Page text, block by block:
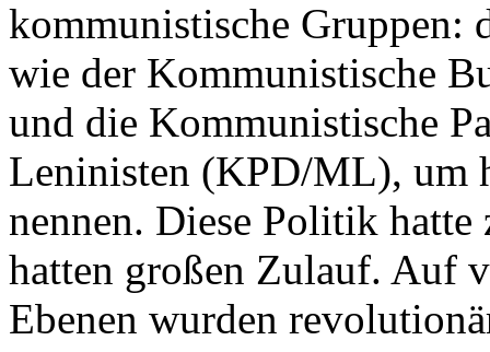
kommunistische Gruppen:
wie der Kommunistische
und die Kommunistische
Leninisten (KPD/ML), um
nennen. Diese Politik
hatten großen Zulauf. Auf
Ebenen wurden